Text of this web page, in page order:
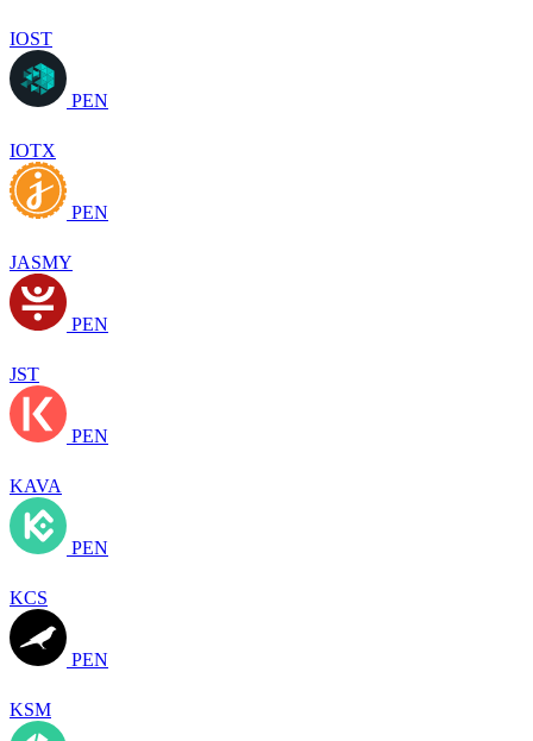
IOST
PEN
IOTX
PEN
JASMY
PEN
JST
PEN
KAVA
PEN
KCS
PEN
KSM